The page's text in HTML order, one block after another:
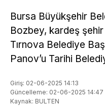
Bursa Büyükşehir
Bozbey, kardeş şehir
Tırnova Belediye
Panov’u Tarihi
Giriş: 02-06-2025 14:13
Güncelleme: 02-06-2025 14:47
Kaynak: BULTEN